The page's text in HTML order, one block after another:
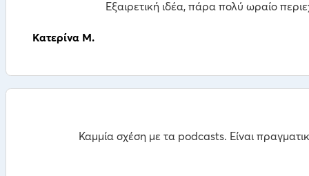
Εξαιρετική ιδέα, πάρα πολύ ωραίο
Κατερίνα Μ.
Καμμία σχέση με τα podcasts. Είναι